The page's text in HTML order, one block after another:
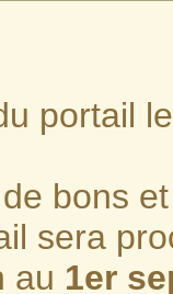
portail
bons
sera
au 1er